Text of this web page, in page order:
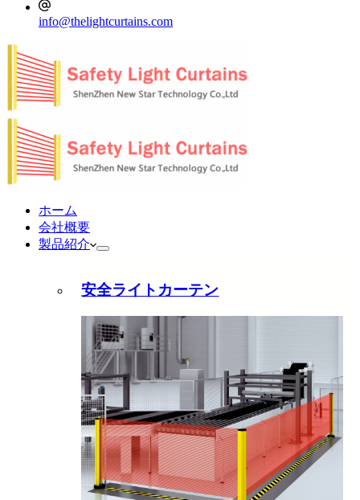
info@thelightcurtains.com
ホーム
会社概要
製品紹介
安全ライトカーテン